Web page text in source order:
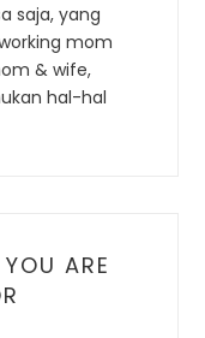
saja, yang
mom
& wife,
hal-hal
ARE